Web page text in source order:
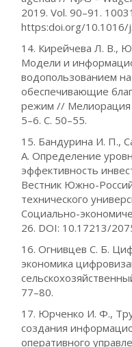
2019. Vol. 90–91.
https:doi.org/10.1016/
14. Кирейчева Л. В.,
Модели и
водопользованием
обеспечивающие
режим // Мелиорация
5–6. С. 50–55.
15. Бандурина И. П.,
А. Определение
эффективность
Вестник Южно-
технического
Социально-
26. DOI: 10.17213/
16. Огнивцев С. Б.
экономика
77–80.
17. Юрченко И. Ф.,
создания
оперативного